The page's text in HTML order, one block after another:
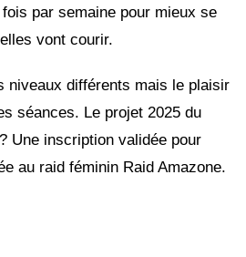
fois par semaine pour mieux se
vont courir.
niveaux différents mais le plaisir
séances. Le projet 2025 du
Une inscription validée pour
au raid féminin Raid Amazone.